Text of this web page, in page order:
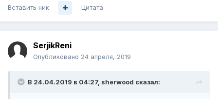
Вставить ник Цитата
SerjikReni
Опубликовано 24 апреля, 2019
В 24.04.2019 в 04:27, sherwood сказал: